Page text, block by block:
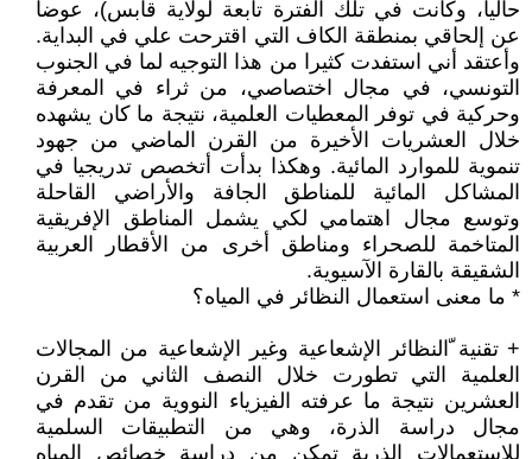
حاليا، وكانت في تلك الفترة تابعة لولاية قابس)، عوضا
عن إلحاقي بمنطقة الكاف التي اقترحت علي في البداية.
وأعتقد أني استفدت كثيرا من هذا التوجيه لما في الجنوب
التونسي، في مجال اختصاصي، من ثراء في المعرفة
وحركية في توفر المعطيات العلمية، نتيجة ما كان يشهده
خلال العشريات الأخيرة من القرن الماضي من جهود
تنموية للموارد المائية. وهكذا بدأت أتخصص تدريجيا في
المشاكل المائية للمناطق الجافة والأراضي القاحلة
وتوسع مجال اهتمامي لكي يشمل المناطق الإفريقية
المتاخمة للصحراء ومناطق أخرى من الأقطار العربية
الشقيقة بالقارة الآسيوية.
* ما معنى استعمال النظائر في المياه؟
+ تقنية ّالنظائر الإشعاعية وغير الإشعاعية من المجالات
العلمية التي تطورت خلال النصف الثاني من القرن
العشرين نتيجة ما عرفته الفيزياء النووية من تقدم في
مجال دراسة الذرة، وهي من التطبيقات السلمية
للاستعمالات الذرية تمكن من دراسة خصائص المياه